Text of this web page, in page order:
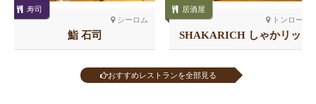
シーロム
寿司
鮨 石司
トンロー
居酒屋
SHAKARICH しゃかリッ
チ トンロー
おすすめレストランを全部見る